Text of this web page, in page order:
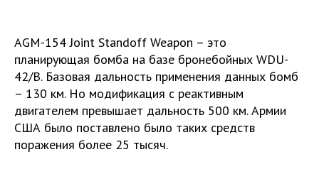
AGM-154 Joint Standoff Weapon – это
планирующая бомба на базе бронебойных WDU-
42/B. Базовая дальность применения данных бомб
– 130 км. Но модификация с реактивным
двигателем превышает дальность 500 км. Армии
США было поставлено было таких средств
поражения более 25 тысяч.